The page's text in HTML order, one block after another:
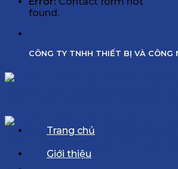
found.
CÔNG TY TNHH THIẾT BỊ VÀ CÔNG
Trang chủ
Giới thiệu